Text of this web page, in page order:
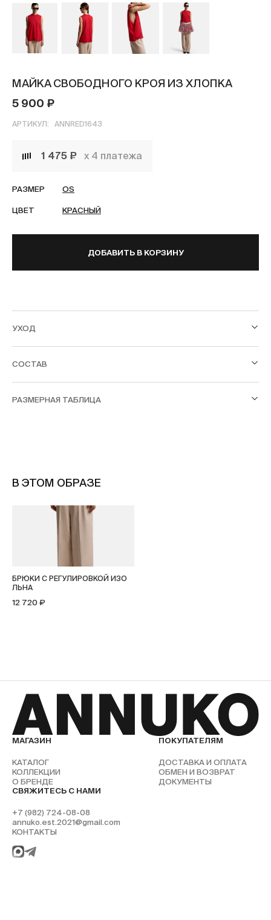
МАЙКА СВОБОДНОГО КРОЯ ИЗ ХЛОПКА
5 900 ₽
АРТИКУЛ: ANNRED1643
1 475 ₽ х 4 платежа
РАЗМЕР OS
ЦВЕТ КРАСНЫЙ
ДОБАВИТЬ В КОРЗИНУ
УХОД
СОСТАВ
РАЗМЕРНАЯ ТАБЛИЦА
В ЭТОМ ОБРАЗЕ
БРЮКИ С РЕГУЛИРОВКОЙ ИЗО
ЛЬНА
12 720 ₽
МАГАЗИН
КАТАЛОГ
КОЛЛЕКЦИИ
О БРЕНДЕ
ПОКУПАТЕЛЯМ
ДОСТАВКА И ОПЛАТА
ОБМЕН И ВОЗВРАТ
ДОКУМЕНТЫ
СВЯЖИТЕСЬ С НАМИ
+7 (982) 724-08-08
annuko.est.2021@gmail.com
КОНТАКТЫ